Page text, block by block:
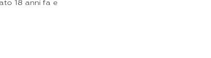
18 anni fa e